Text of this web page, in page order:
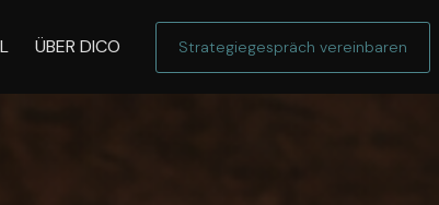
ÜBER DICO Strategiegespräch vereinbaren